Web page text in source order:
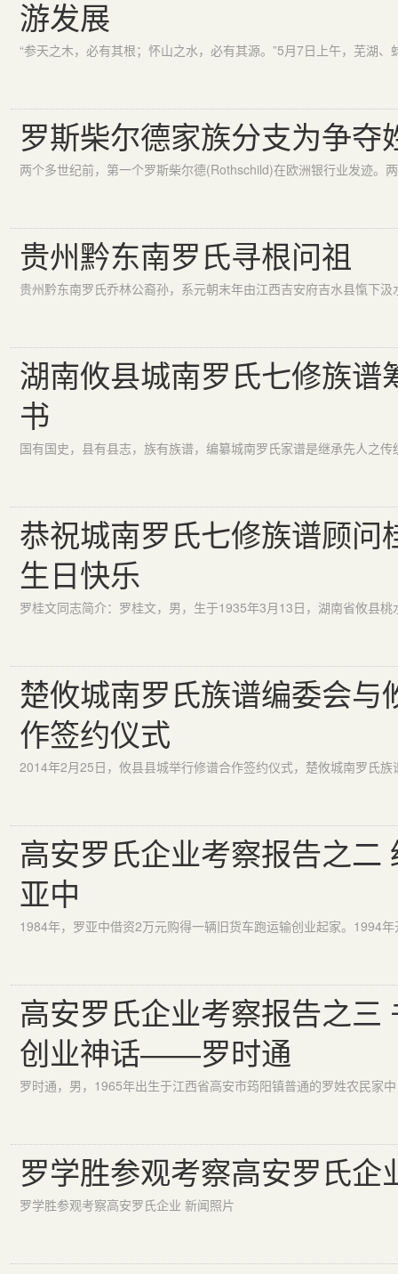
游发展
罗斯柴尔德家族分支为争夺
贵州黔东南罗氏寻根问祖
湖南攸县城南罗氏七修族谱
书
恭祝城南罗氏七修族谱顾问
生日快乐
楚攸城南罗氏族谱编委会与
作签约仪式
高安罗氏企业考察报告之
亚中
高安罗氏企业考察报告之三
创业神话——罗时通
罗学胜参观考察高安罗氏企
罗学胜参观考察高安罗氏企业 新闻照片